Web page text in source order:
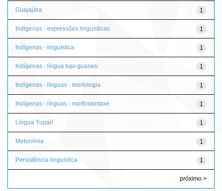
1
Guajajára
1
Indígenas - expressões linguísticas
1
Indígenas - linguística
1
Indígenas - língua tupi-guarani
1
Indígenas - línguas - morfologia
1
Indígenas - línguas - morfossintaxe
1
Língua Tuparí
1
Metonímia
1
Persistência linguística
próximo >